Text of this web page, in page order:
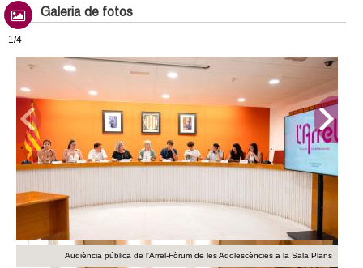
Galeria de fotos
1/4
Audiència pública de l'Arrel-Fòrum de les Adolescències a la Sala Plans